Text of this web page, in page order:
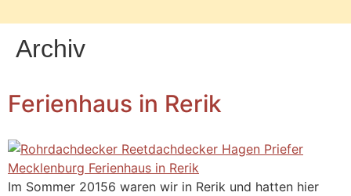
Archiv
Ferienhaus in Rerik​
Im Sommer 20156 waren wir in Rerik und hatten hier